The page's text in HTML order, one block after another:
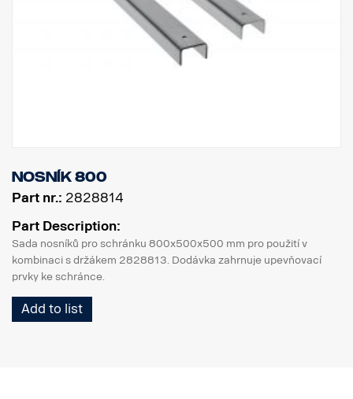
Nosník 800
Part nr.: 2828814
Part Description:
Sada nosníků pro schránku 800x500x500 mm pro použití v
kombinaci s držákem 2828813. Dodávka zahrnuje upevňovací
prvky ke schránce.
Add to list